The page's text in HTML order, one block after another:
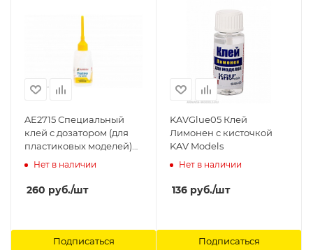
AE2715 Специальный
клей с дозатором (для
пластиковых моделей)
30ml Humbrol
Нет в наличии
260 руб./шт
Подписаться
KAVGlue05 Клей
Лимонен с кисточкой
KAV Models
Нет в наличии
136 руб./шт
Подписаться